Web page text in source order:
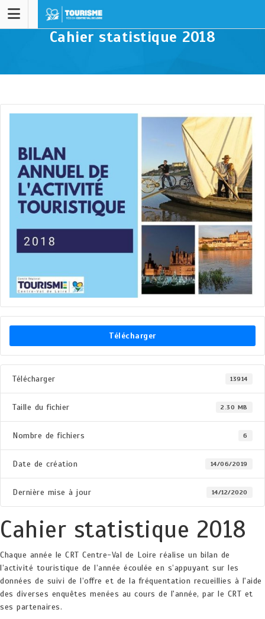
Cahier statistique 2018
Télécharger
Télécharger 13914
Taille du fichier 2.30 MB
Nombre de fichiers 6
Date de création 14/06/2019
Dernière mise à jour 14/12/2020
Cahier statistique 2018
Chaque année le CRT Centre-Val de Loire réalise un bilan de
l’activité touristique de l’année écoulée en s’appuyant sur les
données de suivi de l’offre et de la fréquentation recueillies à l'aide
des diverses enquêtes menées au cours de l'année, par le CRT et
ses partenaires.